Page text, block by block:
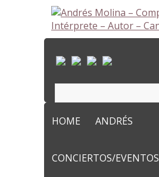
HOME ANDRÉS
CONCIERTOS/EVENTOS